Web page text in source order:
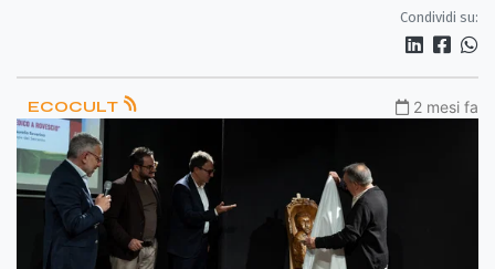
Condividi su:
ECOCULT 2 mesi fa